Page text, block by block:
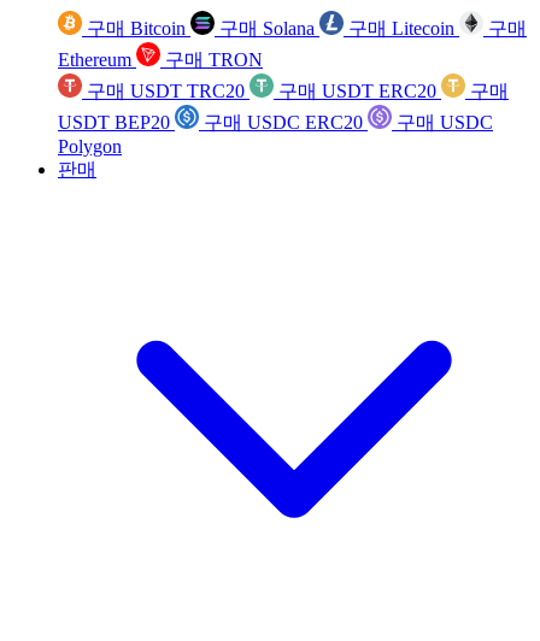
구매 Bitcoin 구매 Solana 구매 Litecoin
구매
Ethereum
구매 TRON
구매 USDT TRC20
구매 USDT ERC20
구매
USDT BEP20
구매 USDC ERC20
구매 USDC
Polygon
판매